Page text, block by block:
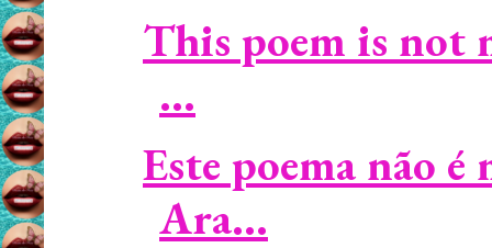
This poem is not
...
Este poema não
Ara...